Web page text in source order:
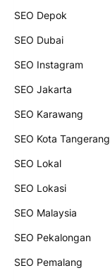
SEO Depok
SEO Dubai
SEO Instagram
SEO Jakarta
SEO Karawang
SEO Kota Tangerang
SEO Lokal
SEO Lokasi
SEO Malaysia
SEO Pekalongan
SEO Pemalang